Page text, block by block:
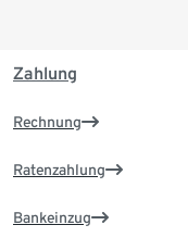
Zahlung
Rechnung
Ratenzahlung
Bankeinzug